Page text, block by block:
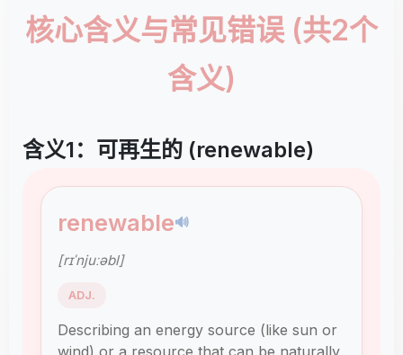
核心含义与常见错误 (共2个
含义)
含义1：可再生的 (renewable)
renewable🔊
[rɪˈnjuːəbl]
ADJ.
Describing an energy source (like sun or
wind) or a resource that can be naturally